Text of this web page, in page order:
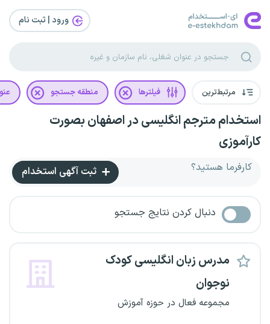
ورود | ثبت‌ نام
مرتبط‌ترین فیلترها منطقه جستجو
استخدام مترجم انگلیسی در اصفهان بصورت
کارآموزی
کارفرما هستید؟ ثبت آگهی استخدام
دنبال کردن نتایج جستجو
مدرس زبان انگلیسی کودک
نوجوان
مجموعه فعال در حوزه آموزش